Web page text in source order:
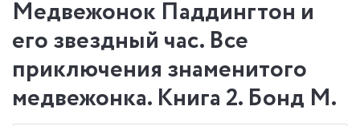
Медвежонок Паддингтон и
его звездный час. Все
приключения знаменитого
медвежонка. Книга 2. Бонд М.